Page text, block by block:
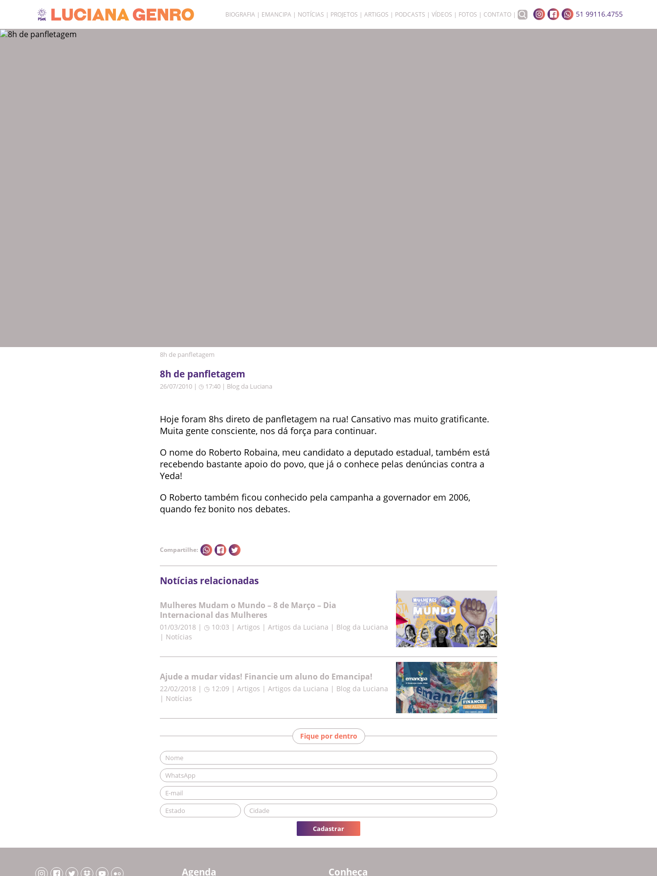
BIOGRAFIA EMANCIPA NOTÍCIAS PROJETOS ARTIGOS PODCASTS VÍDEOS FOTOS CONTATO 51 99116.4755
8h de panfletagem
8h de panfletagem
26/07/2010 | ◷ 17:40 | Blog da Luciana
Hoje foram 8hs direto de panfletagem na rua! Cansativo mas muito gratificante.
Muita gente consciente, nos dá força para continuar.
O nome do Roberto Robaina, meu candidato a deputado estadual, também está
recebendo bastante apoio do povo, que já o conhece pelas denúncias contra a
Yeda!
O Roberto também ficou conhecido pela campanha a governador em 2006,
quando fez bonito nos debates.
Compartilhe:
Notícias relacionadas
Mulheres Mudam o Mundo – 8 de Março – Dia
Internacional das Mulheres
01/03/2018 | ◷ 10:03 | Artigos | Artigos da Luciana | Blog da Luciana
| Notícias
Ajude a mudar vidas! Financie um aluno do Emancipa!
22/02/2018 | ◷ 12:09 | Artigos | Artigos da Luciana | Blog da Luciana
| Notícias
Fique por dentro
Cadastrar
Agenda Conheça